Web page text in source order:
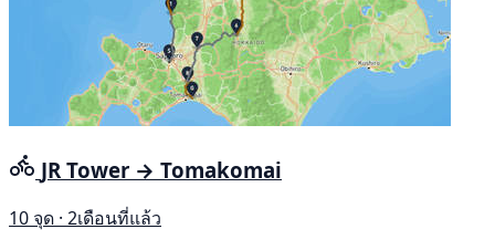
JR Tower → Tomakomai
10 จุด · 2เดือนที่แล้ว